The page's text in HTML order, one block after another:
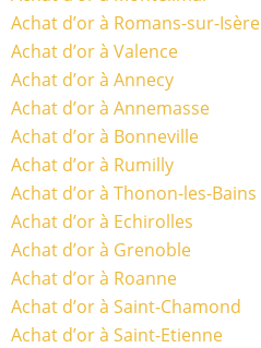
Achat d’or à Romans-sur-Isère
Achat d’or à Valence
Achat d’or à Annecy
Achat d’or à Annemasse
Achat d’or à Bonneville
Achat d’or à Rumilly
Achat d’or à Thonon-les-Bains
Achat d’or à Echirolles
Achat d’or à Grenoble
Achat d’or à Roanne
Achat d’or à Saint-Chamond
Achat d’or à Saint-Etienne